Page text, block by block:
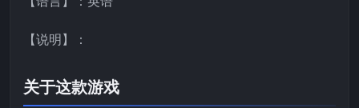
【说明】：
关于这款游戏